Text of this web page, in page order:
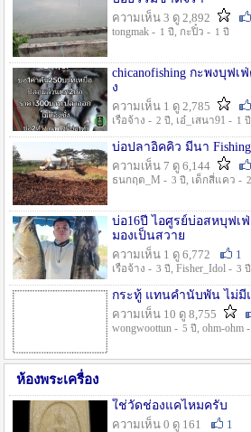
ความเห็น 3 ดู 2,892
tongmak - 1 ปี , กะปิ๋ว - 1 ปี
chicanofishing กะพงบุฟ
ง
ความเห็น 1 ดู 2,785
เรือจ้าง - 2 ปี , เอ๋_เสนา91 - 1 ปี
บ่อปลาอิคคิว มีนา Fishing
ความเห็น 7 ดู 6,144
ธนกฤต_M - 3 ปี , เด็กสี่แคว -
บ่อ16ปี ไอศูรย์บ่อสหบุฟเ
มองเป็นสวาย
ความเห็น 1 ดู 6,772
1
เรือจ้าง - 3 ปี , Fisher_Idol - 3 ปี
กระทู้ แทนคำนับพัน ไม่มี
ความเห็น 10 ดู 8,755
wongwoottun - 5 ปี , ohm-ohm -
ห้องพระเครื่อง
ใช่วัดช่องแคไหมครับ
ความเห็น 0 ดู 161
1